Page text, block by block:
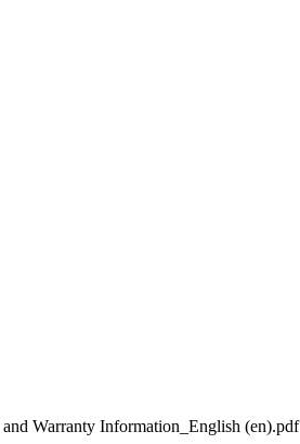
Warranty Information_English (en).pdf